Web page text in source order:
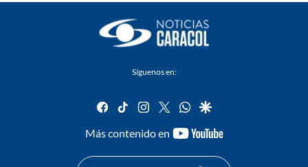
Síguenos en:
facebook
tiktok instagram
twitterwhatsapp
google
Más contenido en
youtube-